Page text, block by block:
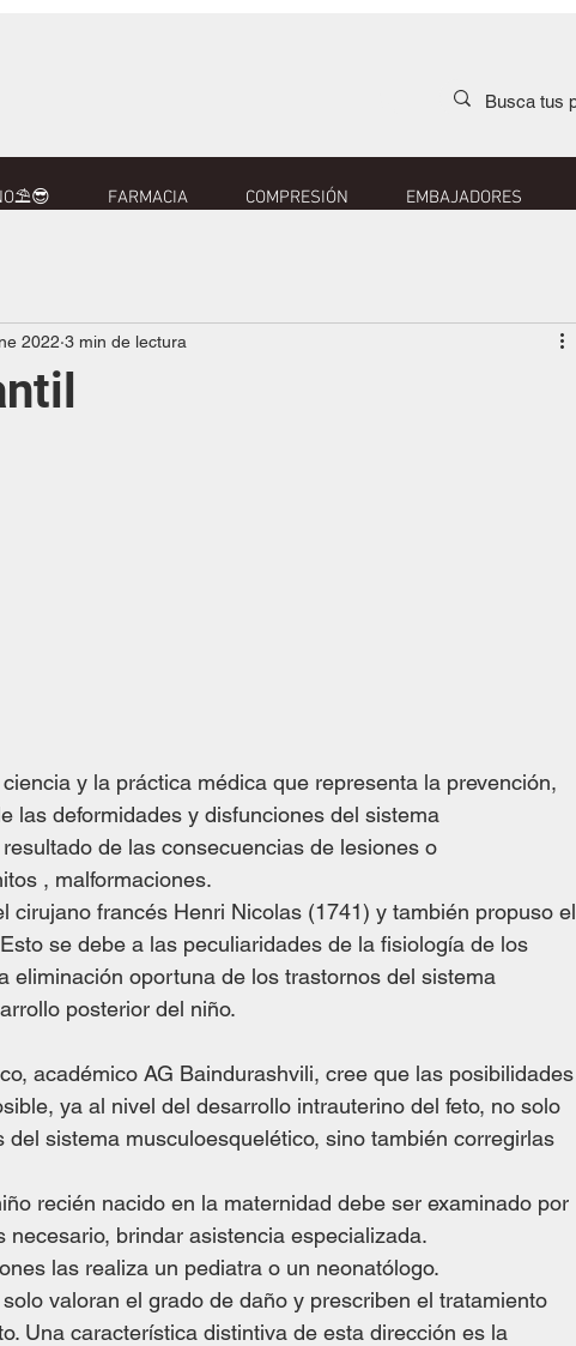
FARMACIA COMPRESIÓN EMBAJADORES
2022 3 min de lectura
y la práctica médica que representa la prevención,
las deformidades y disfunciones del sistema
de las consecuencias de lesiones o
, malformaciones.
cirujano francés Henri Nicolas (1741) y también propuso el
se debe a las peculiaridades de la fisiología de los
eliminación oportuna de los trastornos del sistema
posterior del niño.
académico AG Baindurashvili, cree que las posibilidades
ya al nivel del desarrollo intrauterino del feto, no solo
sistema musculoesquelético, sino también corregirlas
recién nacido en la maternidad debe ser examinado por
necesario, brindar asistencia especializada.
las realiza un pediatra o un neonatólogo.
valoran el grado de daño y prescriben el tratamiento
Una característica distintiva de esta dirección es la